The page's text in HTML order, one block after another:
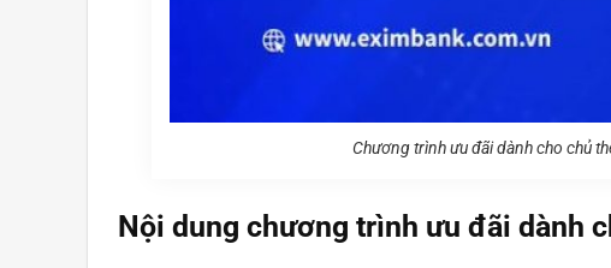
Chương trình ưu đãi dành cho chủ
Nội dung chương trình ưu đãi dành